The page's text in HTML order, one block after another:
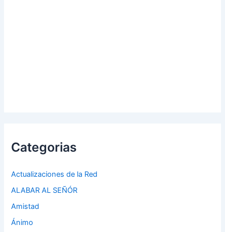
Categorias
Actualizaciones de la Red
ALABAR AL SEÑÓR
Amistad
Ánimo